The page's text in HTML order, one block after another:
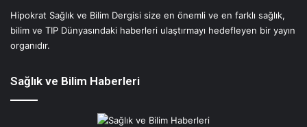
Hipokrat Sağlık ve Bilim Dergisi size en önemli ve en farklı sağlık,
bilim ve TIP Dünyasındaki haberleri ulaştırmayı hedefleyen bir yayın
organıdır.
Sağlık ve Bilim Haberleri